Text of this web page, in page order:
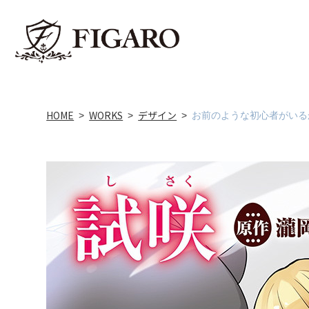
HOME WORKS デザイン お前のような初心者がい